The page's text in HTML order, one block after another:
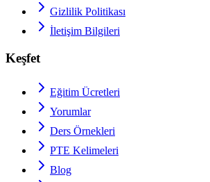
Gizlilik Politikası
İletişim Bilgileri
Keşfet
Eğitim Ücretleri
Yorumlar
Ders Örnekleri
PTE Kelimeleri
Blog